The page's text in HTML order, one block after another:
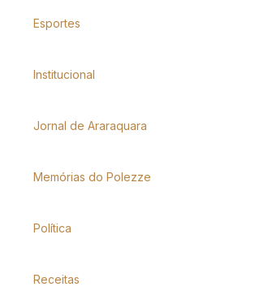
Esportes
Institucional
Jornal de Araraquara
Memórias do Polezze
Política
Receitas